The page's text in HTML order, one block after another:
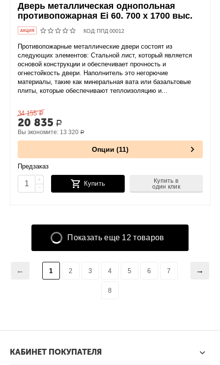
Дверь металлическая однопольная
противопожарная Ei 60. 700 x 1700 выс.
AКЦИЯ КОД: ППД 00012
Противопожарные металлические двери состоят из
следующих элементов: Стальной лист, который является
основой конструкции и обеспечивает прочность и
огнестойкость двери. Наполнитель это негорючие
материалы, такие как минеральная вата или базальтовые
плиты, которые обеспечивают теплоизоляцию и...
34 155 Р
20 835 Р
Вы экономите: 13 320 Р
Опции (11)
Предзаказ
+
−
Купить
Купить в
один клик
Показать еще 12 товаров
1 2 3 4 5 6 7
8
КАБИНЕТ ПОКУПАТЕЛЯ